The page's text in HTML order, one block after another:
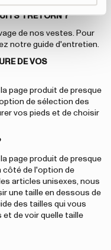
TRETORN ?
de nos vestes. Pour
notre guide d'entretien.
DE VOS
page produit de presque
de sélection des
vos pieds et de choisir
page produit de presque
côté de l'option de
articles unisexes, nous
une taille en dessous de
des tailles qui vous
de voir quelle taille